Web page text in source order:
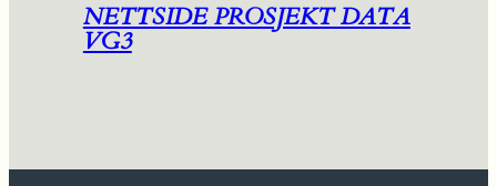
NETTSIDE PROSJEKT DATA
VG3